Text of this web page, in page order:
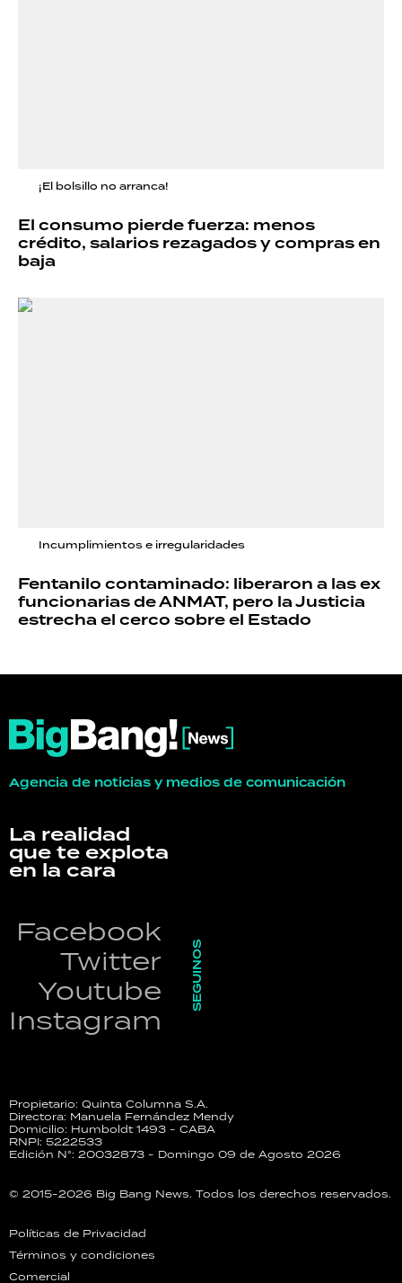
¡El bolsillo no arranca!
El consumo pierde fuerza: menos
crédito, salarios rezagados y compras en
baja
Incumplimientos e irregularidades
Fentanilo contaminado: liberaron a las ex
funcionarias de ANMAT, pero la Justicia
estrecha el cerco sobre el Estado
Agencia de noticias y medios de comunicación
La realidad
que te explota
en la cara
Facebook
Twitter
Youtube
Instagram
SEGUINOS
Propietario: Quinta Columna S.A.
Directora: Manuela Fernández Mendy
Domicilio: Humboldt 1493 - CABA
RNPI: 5222533
Edición N°: 20032873 - Domingo 09 de Agosto 2026
© 2015-2026 Big Bang News. Todos los derechos reservados.
Políticas de Privacidad
Términos y condiciones
Comercial